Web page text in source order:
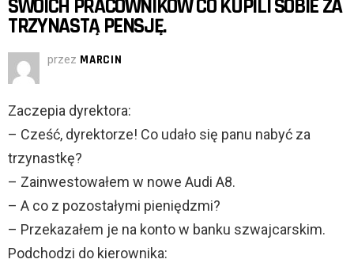
SWOICH PRACOWNIKÓW CO KUPILI SOBIE ZA
TRZYNASTĄ PENSJĘ.
przez MARCIN
Zaczepia dyrektora:
– Cześć, dyrektorze! Co udało się panu nabyć za
trzynastkę?
– Zainwestowałem w nowe Audi A8.
– A co z pozostałymi pieniędzmi?
– Przekazałem je na konto w banku szwajcarskim.
Podchodzi do kierownika: